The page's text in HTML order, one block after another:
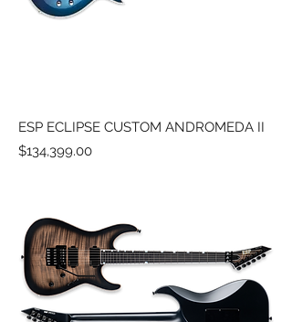
ESP ECLIPSE CUSTOM ANDROMEDA II
Precio
$134,399.00